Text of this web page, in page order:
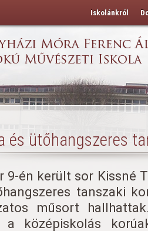
Iskolánkról
és ütőhangszeres
9-én került sor Kissné
tanszaki
műsort
a középiskolás